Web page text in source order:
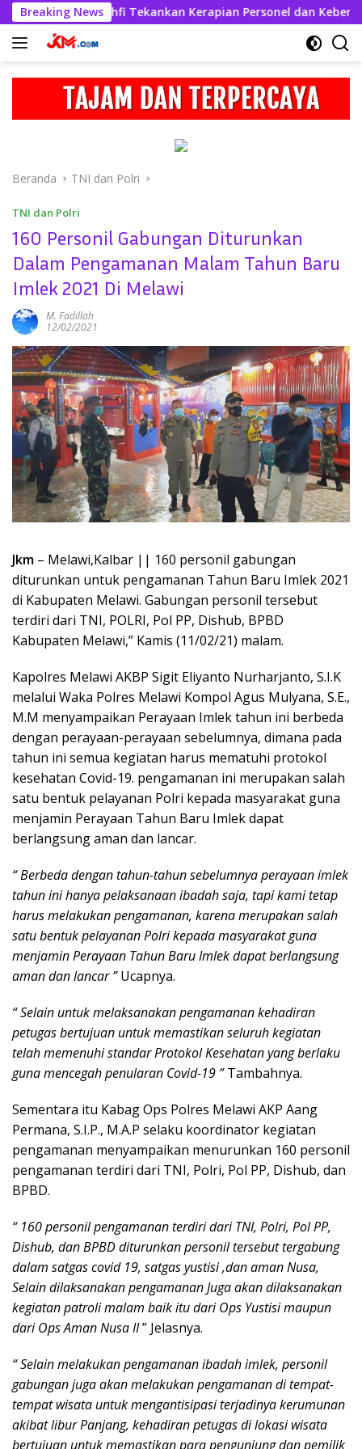
Langsung
ke
konten
Breaking News
Askhabul Kahfi Tekankan Kerapian Personel dan Kebersihan
Beranda TNI dan Polri
TNI dan Polri
160 Personil Gabungan Diturunkan
Dalam Pengamanan Malam Tahun Baru
Imlek 2021 Di Melawi
M. Fadillah
12/02/2021
Jkm – Melawi,Kalbar || 160 personil gabungan
diturunkan untuk pengamanan Tahun Baru Imlek 2021
di Kabupaten Melawi. Gabungan personil tersebut
terdiri dari TNI, POLRI, Pol PP, Dishub, BPBD
Kabupaten Melawi,” Kamis (11/02/21) malam.
Kapolres Melawi AKBP Sigit Eliyanto Nurharjanto, S.I.K
melalui Waka Polres Melawi Kompol Agus Mulyana, S.E.,
M.M menyampaikan Perayaan Imlek tahun ini berbeda
dengan perayaan-perayaan sebelumnya, dimana pada
tahun ini semua kegiatan harus mematuhi protokol
kesehatan Covid-19. pengamanan ini merupakan salah
satu bentuk pelayanan Polri kepada masyarakat guna
menjamin Perayaan Tahun Baru Imlek dapat
berlangsung aman dan lancar.
“ Berbeda dengan tahun-tahun sebelumnya perayaan imlek
tahun ini hanya pelaksanaan ibadah saja, tapi kami tetap
harus melakukan pengamanan, karena merupakan salah
satu bentuk pelayanan Polri kepada masyarakat guna
menjamin Perayaan Tahun Baru Imlek dapat berlangsung
aman dan lancar ”Ucapnya.
“ Selain untuk melaksanakan pengamanan kehadiran
petugas bertujuan untuk memastikan seluruh kegiatan
telah memenuhi standar Protokol Kesehatan yang berlaku
guna mencegah penularan Covid-19 ”Tambahnya.
Sementara itu Kabag Ops Polres Melawi AKP Aang
Permana, S.I.P., M.A.P selaku koordinator kegiatan
pengamanan menyampaikan menurunkan 160 personil
pengamanan terdiri dari TNI, Polri, Pol PP, Dishub, dan
BPBD.
“ 160 personil pengamanan terdiri dari TNI, Polri, Pol PP,
Dishub, dan BPBD diturunkan personil tersebut tergabung
dalam satgas covid 19, satgas yustisi ,dan aman Nusa,
Selain dilaksanakan pengamanan Juga akan dilaksanakan
kegiatan patroli malam baik itu dari Ops Yustisi maupun
dari Ops Aman Nusa II” Jelasnya.
“ Selain melakukan pengamanan ibadah imlek, personil
gabungan juga akan melakukan pengamanan di tempat-
tempat wisata untuk mengantisipasi terjadinya kerumunan
akibat libur Panjang, kehadiran petugas di lokasi wisata
bertujuan untuk memastikan para pengunjung dan pemilik